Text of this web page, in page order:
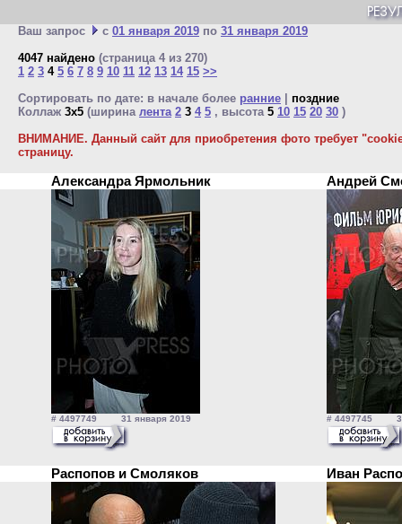
Ваш запрос с 01 января 2019 по 31 января 2019
4047 найдено (страница 4 из 270)
1 2 3 4 5 6 7 8 9 10 11 12 13 14 15 >>
Сортировать по дате: в начале более ранние
поздние
Коллаж 3x5 (ширина лента 2 3 4 5 , высота 5 10 15 20 30 )
ВНИМАНИЕ. Данный сайт для приобретения фото требует
страницу.
Александра Ярмольник Андрей
# 4497749 31 января 2019 # 4497745 31
Распопов и Смоляков Иван